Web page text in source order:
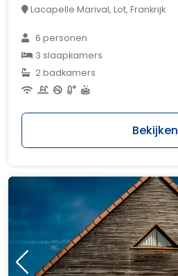
Lacapelle Marival, Lot, Frankrijk
6 personen
3 slaapkamers
2 badkamers
Bekijken